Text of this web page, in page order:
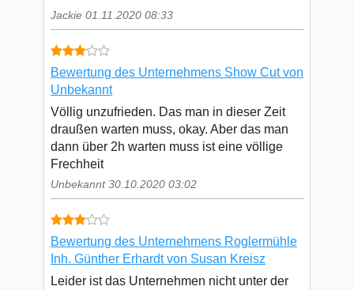
Jackie 01.11.2020 08:33
Bewertung des Unternehmens Show Cut von
Unbekannt
Völlig unzufrieden. Das man in dieser Zeit
draußen warten muss, okay. Aber das man
dann über 2h warten muss ist eine völlige
Frechheit
Unbekannt 30.10.2020 03:02
Bewertung des Unternehmens Roglermühle
Inh. Günther Erhardt von Susan Kreisz
Leider ist das Unternehmen nicht unter der